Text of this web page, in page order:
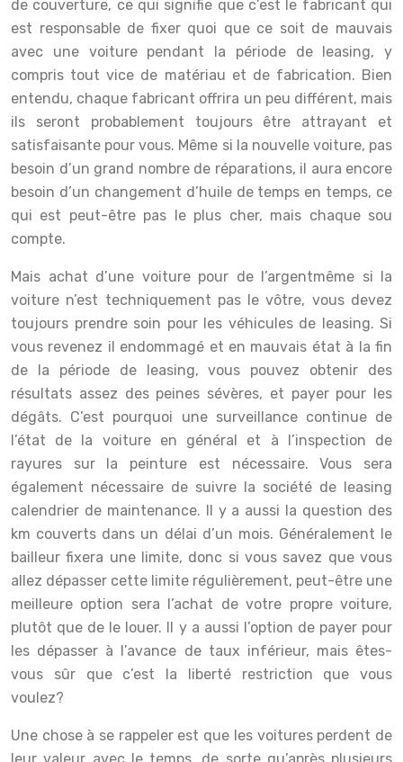
de couverture, ce qui signifie que c’est le fabricant qui
est responsable de fixer quoi que ce soit de mauvais
avec une voiture pendant la période de leasing, y
compris tout vice de matériau et de fabrication. Bien
entendu, chaque fabricant offrira un peu différent, mais
ils seront probablement toujours être attrayant et
satisfaisante pour vous. Même si la nouvelle voiture, pas
besoin d’un grand nombre de réparations, il aura encore
besoin d’un changement d’huile de temps en temps, ce
qui est peut-être pas le plus cher, mais chaque sou
compte.
Mais achat d’une voiture pour de l’argentmême si la
voiture n’est techniquement pas le vôtre, vous devez
toujours prendre soin pour les véhicules de leasing. Si
vous revenez il endommagé et en mauvais état à la fin
de la période de leasing, vous pouvez obtenir des
résultats assez des peines sévères, et payer pour les
dégâts. C’est pourquoi une surveillance continue de
l’état de la voiture en général et à l’inspection de
rayures sur la peinture est nécessaire. Vous sera
également nécessaire de suivre la société de leasing
calendrier de maintenance. Il y a aussi la question des
km couverts dans un délai d’un mois. Généralement le
bailleur fixera une limite, donc si vous savez que vous
allez dépasser cette limite régulièrement, peut-être une
meilleure option sera l’achat de votre propre voiture,
plutôt que de le louer. Il y a aussi l’option de payer pour
les dépasser à l’avance de taux inférieur, mais êtes-
vous sûr que c’est la liberté restriction que vous
voulez?
Une chose à se rappeler est que les voitures perdent de
leur valeur avec le temps, de sorte qu’après plusieurs